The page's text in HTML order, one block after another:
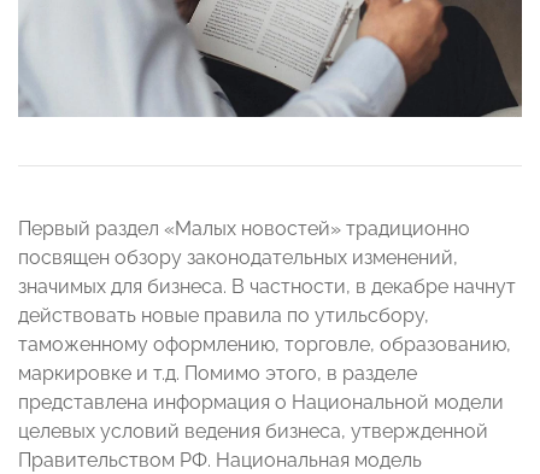
Первый раздел «Малых новостей» традиционно
посвящен обзору законодательных изменений,
значимых для бизнеса. В частности, в декабре начнут
действовать новые правила по утильсбору,
таможенному оформлению, торговле, образованию,
маркировке и т.д. Помимо этого, в разделе
представлена информация о Национальной модели
целевых условий ведения бизнеса, утвержденной
Правительством РФ. Национальная модель